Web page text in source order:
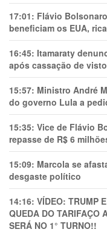
17:01: Flávio
beneficiam os EUA,
16:45: Itamaraty
após cassação de
15:57: Ministro André
do governo Lula a
15:35: Vice de Flávio
repasse de R$ 6
15:09: Marcola se
desgaste político
14:16: VÍDEO: TRUMP
QUEDA DO TARIFAÇO
SERÁ NO 1° TURNO!!